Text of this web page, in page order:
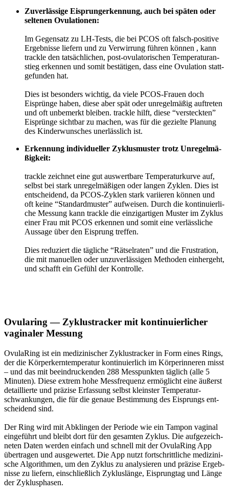
Zuver­läs­si­ge Eisprun­ger­ken­nung, auch bei spä­ten oder
sel­te­nen Ovu­la­tio­nen:
Im Gegen­satz zu LH-Tests, die bei PCOS oft falsch-posi­ti­ve
Ergeb­nis­se lie­fern und zu Ver­wir­rung füh­ren kön­nen , kann
track­le den tat­säch­li­chen, post-ovu­la­to­ri­schen Tem­pe­ra­tur­an­
stieg erken­nen und somit bestä­ti­gen, dass eine Ovu­la­ti­on statt­
ge­fun­den hat.
Dies ist beson­ders wich­tig, da vie­le PCOS-Frau­en doch
Eisprün­ge haben, die­se aber spät oder unre­gel­mä­ßig auf­tre­ten
und oft unbe­merkt blei­ben. track­le hilft, die­se “ver­steck­ten”
Eisprün­ge sicht­bar zu machen, was für die geziel­te Pla­nung
des Kin­der­wun­sches uner­läss­lich ist.
Erken­nung indi­vi­du­el­ler Zyklus­mus­ter trotz Unre­gel­mä­
ßig­keit:
track­le zeich­net eine gut aus­wert­ba­re Tem­pe­ra­tur­kur­ve auf,
selbst bei stark unre­gel­mä­ßi­gen oder lan­gen Zyklen. Dies ist
ent­schei­dend, da PCOS-Zyklen stark vari­ie­ren kön­nen und
oft kei­ne “Stan­dard­mus­ter” auf­wei­sen. Durch die kon­ti­nu­ier­li­
che Mes­sung kann track­le die ein­zig­ar­ti­gen Mus­ter im Zyklus
einer Frau mit PCOS erken­nen und somit eine ver­läss­li­che
Aus­sa­ge über den Eisprung tref­fen.
Dies redu­ziert die täg­li­che “Rät­sel­ra­ten” und die Frus­tra­ti­on,
die mit manu­el­len oder unzu­ver­läs­si­gen Metho­den ein­her­geht,
und schafft ein Gefühl der Kon­trol­le.
Ovu­la­ring — Zyklus­tra­cker mit kon­ti­nu­ier­li­cher
vagi­na­ler Mes­sung
Ovu­la­Ring ist ein medi­zi­ni­scher Zyklus­tra­cker in Form eines Rings,
der die Kör­per­kern­tem­pe­ra­tur kon­ti­nu­ier­lich im Kör­per­in­ne­ren misst
– und das mit beein­dru­cken­den 288 Mess­punk­ten täg­lich (alle 5
Minu­ten). Die­se extrem hohe Mess­fre­quenz ermög­licht eine äußerst
detail­lier­te und prä­zi­se Erfas­sung selbst kleins­ter Tem­pe­ra­tur­
schwan­kun­gen, die für die genaue Bestim­mung des Eisprungs ent­
schei­dend sind.
Der Ring wird mit Abklin­gen der Peri­ode wie ein Tam­pon vagi­nal
ein­ge­führt und bleibt dort für den gesam­ten Zyklus. Die auf­ge­zeich­
ne­ten Daten wer­den ein­fach und schnell mit der Ovu­la­Ring App
über­tra­gen und aus­ge­wer­tet. Die App nutzt fort­schritt­li­che medi­zi­ni­
sche Algo­rith­men, um den Zyklus zu ana­ly­sie­ren und prä­zi­se Ergeb­
nis­se zu lie­fern, ein­schließ­lich Zyklus­län­ge, Eisprung­tag und Län­ge
der Zyklus­pha­sen.